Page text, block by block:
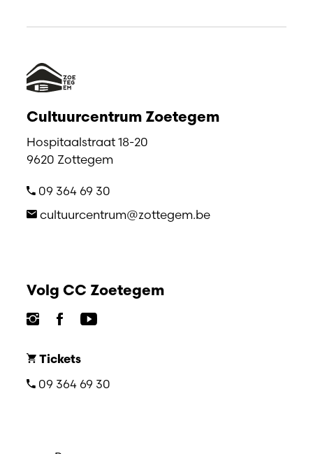
Cultuurcentrum Zoetegem
Hospitaalstraat 18-20
9620 Zottegem
09 364 69 30
cultuurcentrum@zottegem.be
Volg CC Zoetegem
Tickets
09 364 69 30